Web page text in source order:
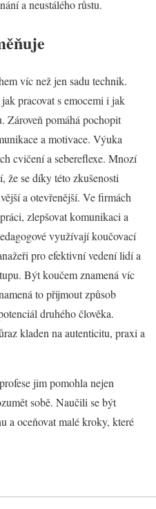
a neustálého růstu.
víc než jen sadu technik.
pracovat s emocemi i jak
Zároveň pomáhá pochopit
a motivace. Výuka
cvičení a sebereflexe. Mnozí
že se díky této zkušenosti
a otevřenější. Ve firmách
zlepšovat komunikaci a
využívají koučovací
pro efektivní vedení lidí a
Být koučem znamená víc
to přijmout způsob
druhého člověka.
kladen na autenticitu, praxi a
jim pomohla nejen
sobě. Naučili se být
a oceňovat malé kroky, které